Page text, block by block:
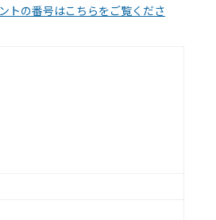
トの番号はこちらをご覧くださ